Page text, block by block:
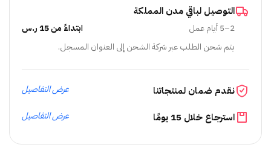
التوصيل لباقي مدن المملكة
2–5 أيام عمل
ابتداءً من 15 ر.س
يتم شحن الطلب عبر شركة الشحن إلى العنوان المسجل.
نقدم ضمان لمنتجاتنا عرض التفاصيل
استرجاع خلال 15 يومًا عرض التفاصيل